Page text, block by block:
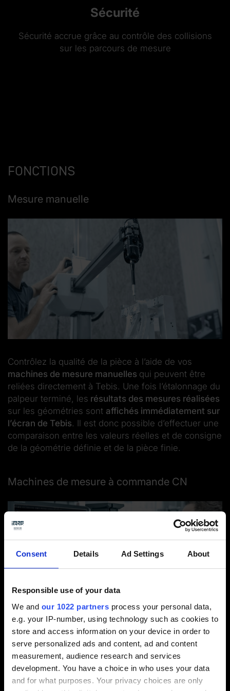
Consent Details Ad Settings About
Responsible use of your data
We and our 1022 partners process your personal data,
e.g. your IP-number, using technology such as cookies to
store and access information on your device in order to
serve personalized ads and content, ad and content
measurement, audience research and services
development. You have a choice in who uses your data
and for what purposes. Your privacy choices are only
Sécurité
Sécurité accrue grâce au contrôle des collisions
sur les parcours de mesure
Fonctions
Mesure manuelle
Contrôlez la qualité de la pièce à l’aide de vos
machines de mesure manuelles qui peuvent être
reliées directement à Tebis. Une fois l’étalonnage du
palpeur terminé, les résultats des mesures réalisées
sur les géométries sont affichés immédiatement sur
l’écran de Tebis. Il est donc possible d’effectuer une
comparaison entre les valeurs réelles et de consigne
de la géométrie définie et de la pièce finie.
Machines de mesure à commande CN
Créez desparcours de mesure CN sans collision
pour vos machines de mesure. Pour cela, les
palpeurs et machines de mesure sont représentés
en tant que jumeaux numériques dans les